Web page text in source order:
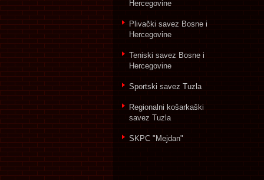
Hercegovine
Plivački savez Bosne i
Hercegovine
Teniski savez Bosne i
Hercegovine
Sportski savez Tuzla
Regionalni košarkaški
savez Tuzla
SKPC "Mejdan"